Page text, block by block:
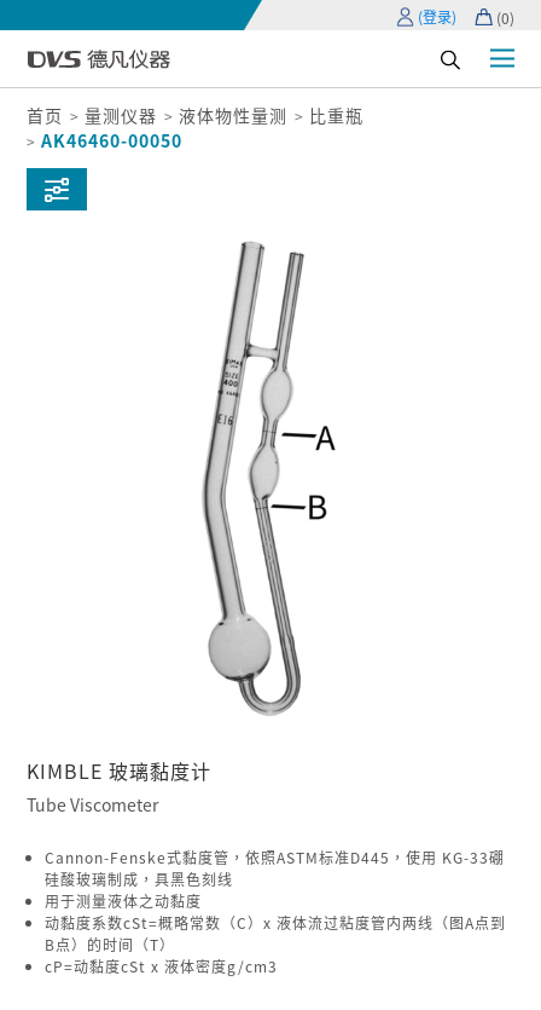
(登录) (0)
首页 量测仪器 液体物性量测
比重瓶
AK46460-00050
KIMBLE 玻璃黏度计
Tube Viscometer
Cannon-Fenske式黏度管，依照ASTM标准D445，使用 KG-33硼
硅酸玻璃制成，具黑色刻线
用于测量液体之动黏度
动黏度系数cSt=概略常数（C）x 液体流过粘度管内两线（图A点到
B点）的时间（T）
cP=动黏度cSt x 液体密度g/cm3